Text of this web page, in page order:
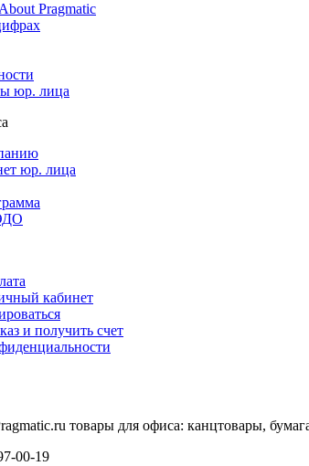
Pragmatic
юр. лица
юр. лица
кабинет
и получить счет
товары для офиса: канцтовары,
00-19